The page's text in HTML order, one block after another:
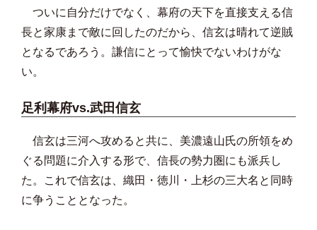
ついに自分だけでなく、幕府の天下を直接支える信
長と家康まで敵に回したのだから、信玄は晴れて逆賊
となるであろう。謙信にとって愉快でないわけがな
い。
足利幕府vs.武田信玄
信玄は三河へ攻めると共に、美濃遠山氏の所領をめ
ぐる問題に介入する形で、信長の勢力圏にも派兵し
た。これで信玄は、織田・徳川・上杉の三大名と同時
に争うこととなった。